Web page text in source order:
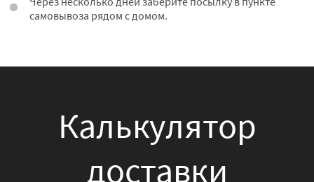
самовывоза рядом с домом.
Калькулятор
доставки